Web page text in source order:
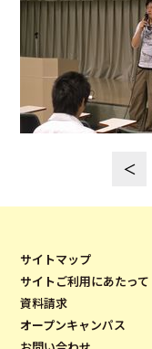
＜
サイトマップ
サイトご利用にあたって
資料請求
オープンキャンパス